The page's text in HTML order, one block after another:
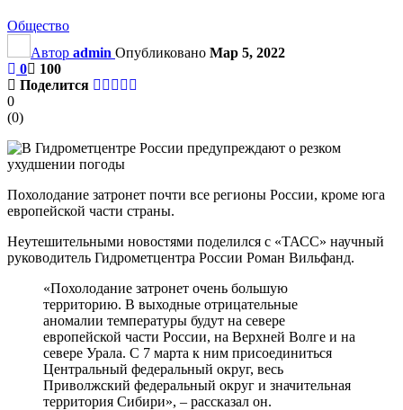
Общество
Автор admin Опубликовано Мар 5, 2022
0
100
Поделится
0
(0)
Похолодание затронет почти все регионы России, кроме юга
европейской части страны.
Неутешительными новостями поделился с «ТАСС» научный
руководитель Гидрометцентра России Роман Вильфанд.
«Похолодание затронет очень большую
территорию. В выходные отрицательные
аномалии температуры будут на севере
европейской части России, на Верхней Волге и на
севере Урала. С 7 марта к ним присоединиться
Центральный федеральный округ, весь
Приволжский федеральный округ и значительная
территория Сибири», – рассказал он.